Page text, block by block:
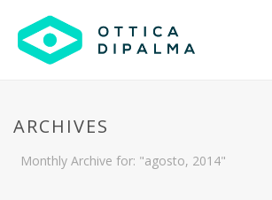
ARCHIVES
Monthly Archive for: "agosto, 2014"